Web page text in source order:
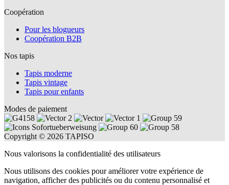
Coopération
Pour les blogueurs
Coopération B2B
Nos tapis
Tapis moderne
Tapis vintage
Tapis pour enfants
Modes de paiement
Copyright © 2026 TAPISO
Nous valorisons la confidentialité des utilisateurs
Nous utilisons des cookies pour améliorer votre expérience de
navigation, afficher des publicités ou du contenu personnalisé et